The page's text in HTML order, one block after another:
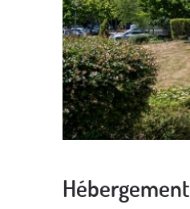
Hébergement